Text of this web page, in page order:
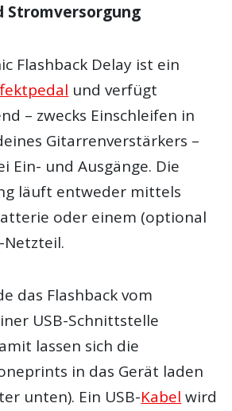
Stromversorgung
Flashback Delay ist ein
und verfügt
– zwecks Einschleifen in
Gitarrenverstärkers –
Ein- und Ausgänge. Die
läuft entweder mittels
oder einem (optional
Netzteil.
das Flashback vom
USB-Schnittstelle
lassen sich die
in das Gerät laden
unten). Ein USB-Kabel wird